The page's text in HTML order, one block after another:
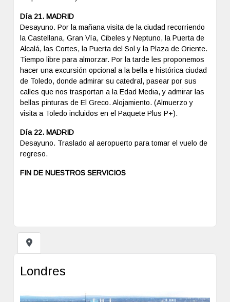
Día 21. MADRID
Desayuno. Por la mañana visita de la ciudad recorriendo
la Castellana, Gran Vía, Cibeles y Neptuno, la Puerta de
Alcalá, las Cortes, la Puerta del Sol y la Plaza de Oriente.
Tiempo libre para almorzar. Por la tarde les proponemos
hacer una excursión opcional a la bella e histórica ciudad
de Toledo, donde admirar su catedral, pasear por sus
calles que nos trasportan a la Edad Media, y admirar las
bellas pinturas de El Greco. Alojamiento. (Almuerzo y
visita a Toledo incluidos en el Paquete Plus P+).
Día 22. MADRID
Desayuno. Traslado al aeropuerto para tomar el vuelo de
regreso.
FIN DE NUESTROS SERVICIOS
Londres